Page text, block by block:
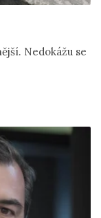
Nedokážu se